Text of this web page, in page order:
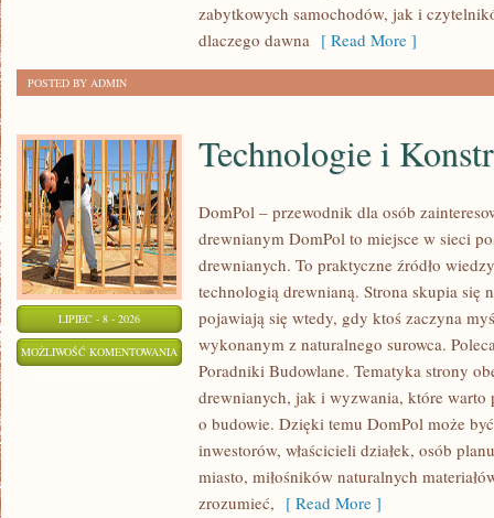
zabytkowych samochodów, jak i
dlaczego dawna [ Read More ]
POSTED BY ADMIN
LIPIEC - 8 - 2026
MOŻLIWOŚĆ KOMENTOWANIA TECHNOLOGIE
KONSTRUKCJE
Technologie i
DomPol – przewodnik dla osób
drewnianym DomPol to miejsce w sieci
drewnianych. To praktyczne źródło
technologią drewnianą. Strona skupia się
pojawiają się wtedy, gdy ktoś zaczyna
wykonanym z naturalnego surowca.
Poradniki Budowlane. Tematyka strony
drewnianych, jak i wyzwania, które warto
o budowie. Dzięki temu DomPol może
inwestorów, właścicieli działek, osób
miasto, miłośników naturalnych
zrozumieć, [ Read More ]